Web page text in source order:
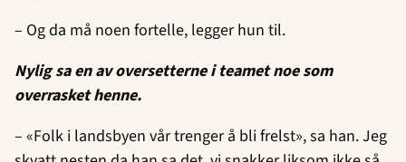
– Og da må noen fortelle, legger hun til.
Nylig sa en av oversetterne i teamet noe som
overrasket henne.
– «Folk i landsbyen vår trenger å bli frelst», sa han. Jeg